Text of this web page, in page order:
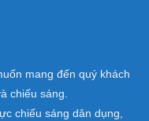
mang đến quý khách
chiếu sáng.
chiếu sáng dân dụng,